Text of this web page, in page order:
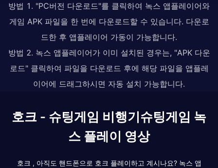
방법 1. "PC버전 다운로드"를 클릭하여 녹스 앱플레이어와
게임 APK 파일을 한 번에 다운로드할 수 있습니다. 다운로
드한 후 앱플레이어 가동이 가능합니다.
방법 2. 녹스 앱플레이어가 이미 설치된 경우는, "APK 다운
로드" 클릭하여 파일을 다운로드 후에 해당 파일을 앱플레
이어에 드래그하시면 자동 설치 가능합니다.
호크 - 슈팅게임 비행기슈팅게임 녹
스 플레이 영상
호크 , 아직도 핸드폰으로 호크 플레이하고 계시나요? 녹스 앱